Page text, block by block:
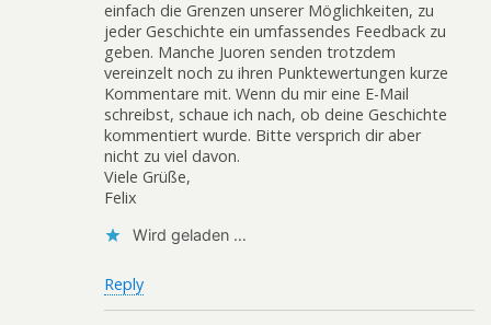
einfach die Grenzen unserer Möglichkeiten, zu
jeder Geschichte ein umfassendes Feedback zu
geben. Manche Juoren senden trotzdem
vereinzelt noch zu ihren Punktewertungen kurze
Kommentare mit. Wenn du mir eine E-Mail
schreibst, schaue ich nach, ob deine Geschichte
kommentiert wurde. Bitte versprich dir aber
nicht zu viel davon.
Viele Grüße,
Felix
Wird geladen …
Reply